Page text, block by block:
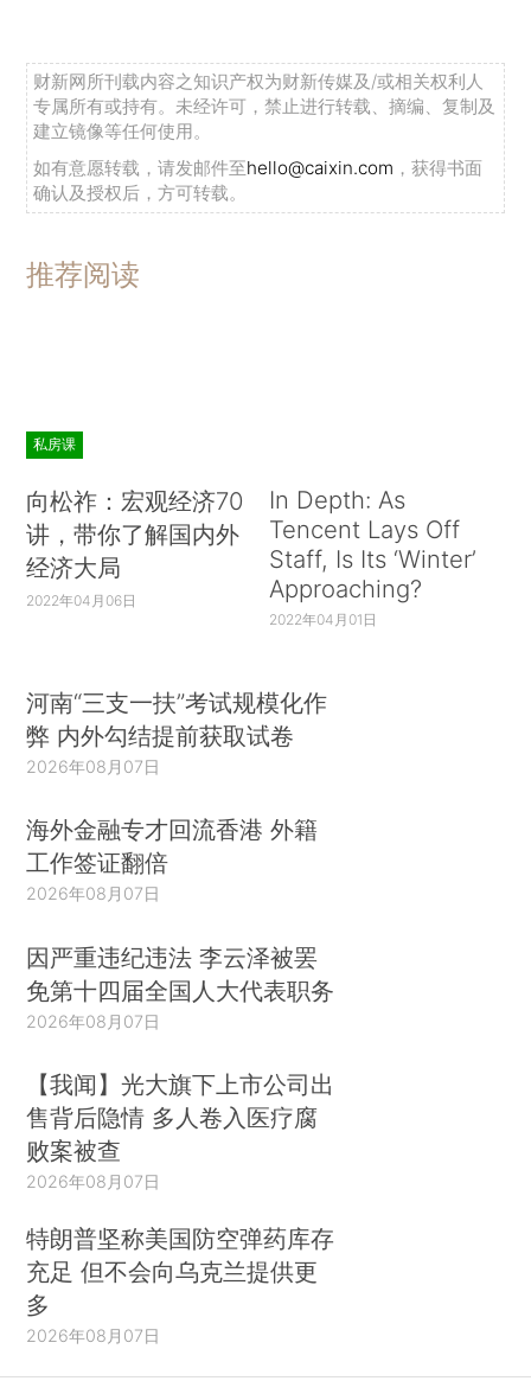
财新网所刊载内容之知识产权为财新传媒及/或相关权利人
专属所有或持有。未经许可，禁止进行转载、摘编、复制及
建立镜像等任何使用。
如有意愿转载，请发邮件至hello@caixin.com ，获得书面
确认及授权后，方可转载。
推荐阅读
私房课
向松祚：宏观经济70
讲，带你了解国内外
经济大局
2022年04月06日
In Depth: As
Tencent Lays Off
Staff, Is Its ‘Winter’
Approaching?
2022年04月01日
河南“三支一扶”考试规模化作
弊 内外勾结提前获取试卷
2026年08月07日
海外金融专才回流香港 外籍
工作签证翻倍
2026年08月07日
因严重违纪违法 李云泽被罢
免第十四届全国人大代表职务
2026年08月07日
【我闻】光大旗下上市公司出
售背后隐情 多人卷入医疗腐
败案被查
2026年08月07日
特朗普坚称美国防空弹药库存
充足 但不会向乌克兰提供更
多
2026年08月07日